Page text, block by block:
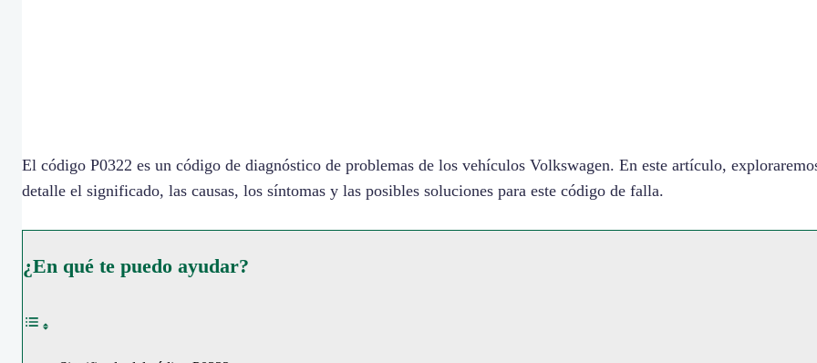
El código P0322 es un código de diagnóstico de problemas de los vehículos Volkswagen. En este artículo,
detalle el significado, las causas, los síntomas y las posibles soluciones para este código de falla.
¿En qué te puedo ayudar?